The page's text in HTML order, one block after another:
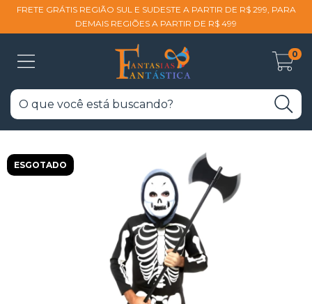
FRETE GRÁTIS REGIÃO SUL E SUDESTE A PARTIR DE R$ 299, PARA
DEMAIS REGIÕES A PARTIR DE R$ 499
0
ESGOTADO